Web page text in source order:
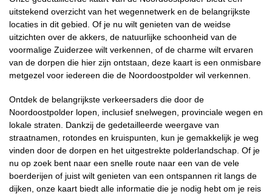
uitstekend overzicht van het wegennetwerk en de belangrijkste
locaties in dit gebied. Of je nu wilt genieten van de weidse
uitzichten over de akkers, de natuurlijke schoonheid van de
voormalige Zuiderzee wilt verkennen, of de charme wilt ervaren
van de dorpen die hier zijn ontstaan, deze kaart is een onmisbare
metgezel voor iedereen die de Noordoostpolder wil verkennen.
Ontdek de belangrijkste verkeersaders die door de
Noordoostpolder lopen, inclusief snelwegen, provinciale wegen en
lokale straten. Dankzij de gedetailleerde weergave van
straatnamen, rotondes en kruispunten, kun je gemakkelijk je weg
vinden door de dorpen en het uitgestrekte polderlandschap. Of je
nu op zoek bent naar een snelle route naar een van de vele
boerderijen of juist wilt genieten van een ontspannen rit langs de
dijken, onze kaart biedt alle informatie die je nodig hebt om je reis